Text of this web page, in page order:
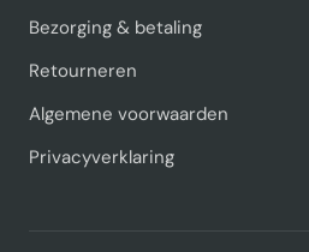
Bezorging & betaling
Retourneren
Algemene voorwaarden
Privacyverklaring